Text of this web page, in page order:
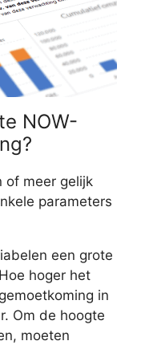
NOW-
of meer gelijk
parameters
een grote
hoger het
in
Om de hoogte
moeten